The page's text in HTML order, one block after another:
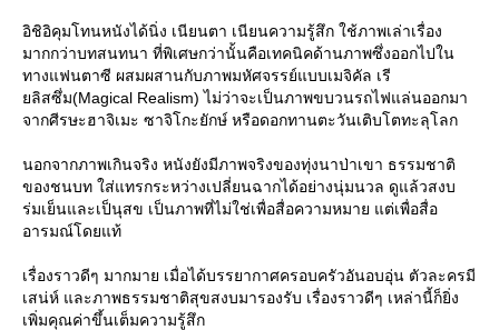
อิชิอิคุมโทนหนังได้นิ่ง เนียนตา เนียนความรู้สึก ใช้ภาพเล่าเรื่อง
มากกว่าบทสนทนา ที่พิเศษกว่านั้นคือเทคนิคด้านภาพซึ่งออกไปใน
ทางแฟนตาซี ผสมผสานกับภาพมหัศจรรย์แบบเมจิคัล เรี
ลิสซึ่ม(Magical Realism) ไม่ว่าจะเป็นภาพขบวนรถไฟแล่นออกมา
จากศีรษะฮาจิเมะ ซาจิโกะยักษ์ หรือดอกทานตะวันเติบโตทะลุโลก
นอกจากภาพเกินจริง หนังยังมีภาพจริงของทุ่งนาป่าเขา ธรรมชาติ
ของชนบท ใส่แทรกระหว่างเปลี่ยนฉากได้อย่างนุ่มนวล ดูแล้วสงบ
ร่มเย็นและเป็นุสข เป็นภาพที่ไม่ใช่เพื่อสื่อความหมาย แต่เพื่อสื่อ
อารมณ์โดยแท้
เรื่องราวดีๆ มากมาย เมื่อได้บรรยากาศครอบครัวอันอบอุ่น ตัวละครมี
เสน่ห์ และภาพธรรมชาติสุขสงบมารองรับ เรื่องราวดีๆ เหล่านี้ก็ยิ่ง
เพิ่มคุณค่าขึ้นเต็มความรู้สึก